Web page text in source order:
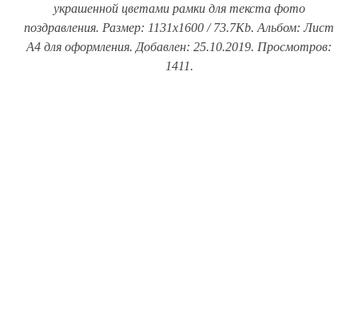
украшенной цветами рамки для текста фото
поздравления. Размер: 1131x1600 / 73.7Kb. Альбом: Лист
А4 для оформления. Добавлен: 25.10.2019. Просмотров:
1411.